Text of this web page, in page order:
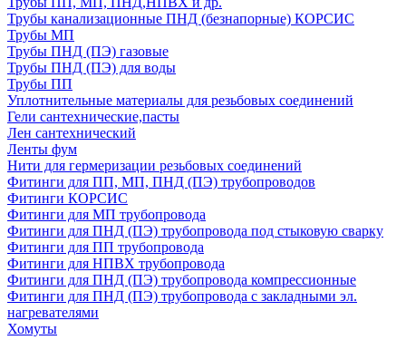
Трубы канализационные ПНД (безнапорные) КОРСИС
Трубы МП
Трубы ПНД (ПЭ) газовые
Трубы ПНД (ПЭ) для воды
Трубы ПП
Уплотнительные материалы для резьбовых соединений
Гели сантехнические,пасты
Лен сантехнический
Ленты фум
Нити для гермеризации резьбовых соединений
Фитинги для ПП, МП, ПНД (ПЭ) трубопроводов
Фитинги КОРСИС
Фитинги для МП трубопровода
Фитинги для ПНД (ПЭ) трубопровода под стыковую сварку
Фитинги для ПП трубопровода
Фитинги для НПВХ трубопровода
Фитинги для ПНД (ПЭ) трубопровода компрессионные
Фитинги для ПНД (ПЭ) трубопровода с закладными эл.
нагревателями
Хомуты